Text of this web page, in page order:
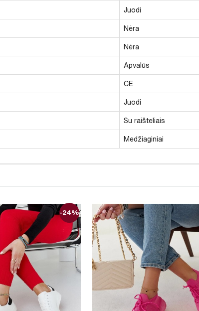
Juodi
Nėra
Nėra
Apvalūs
CE
Juodi
Su raišteliais
Medžiaginiai
-24%